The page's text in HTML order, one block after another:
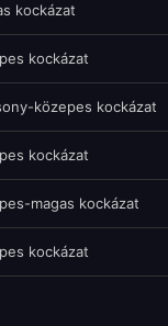
kockázat
kockázat
közepes kockázat
kockázat
magas kockázat
kockázat